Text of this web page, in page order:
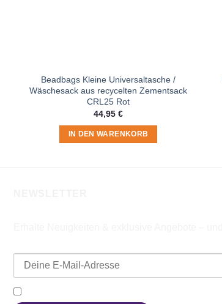
Beadbags Kleine Universaltasche /
Wäschesack aus recycelten Zementsack
CRL25 Rot
44,95 €
IN DEN WARENKORB